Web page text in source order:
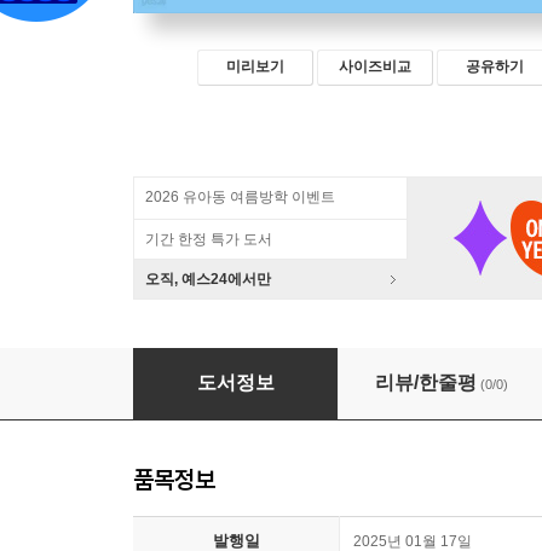
미리보기 사이즈비교 공유하기
2026 유아동 여름방학 이벤트
기간 한정 특가 도서
오직, 예스24에서만
우리 아이 자기 조절력은 점검하셨나요?
도서정보 리뷰/한줄평 (0/0)
품목정보
발행일 2025년 01월 17일